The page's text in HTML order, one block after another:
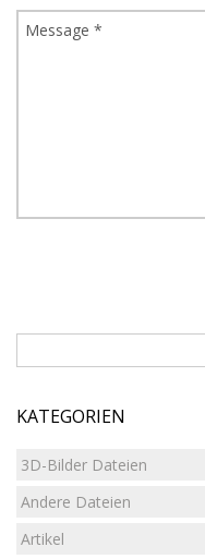
KATEGORIEN
3D-Bilder Dateien
Andere Dateien
Artikel